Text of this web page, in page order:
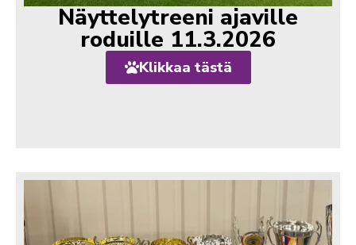
Näyttelytreeni ajaville
roduille 11.3.2026
Klikkaa tästä